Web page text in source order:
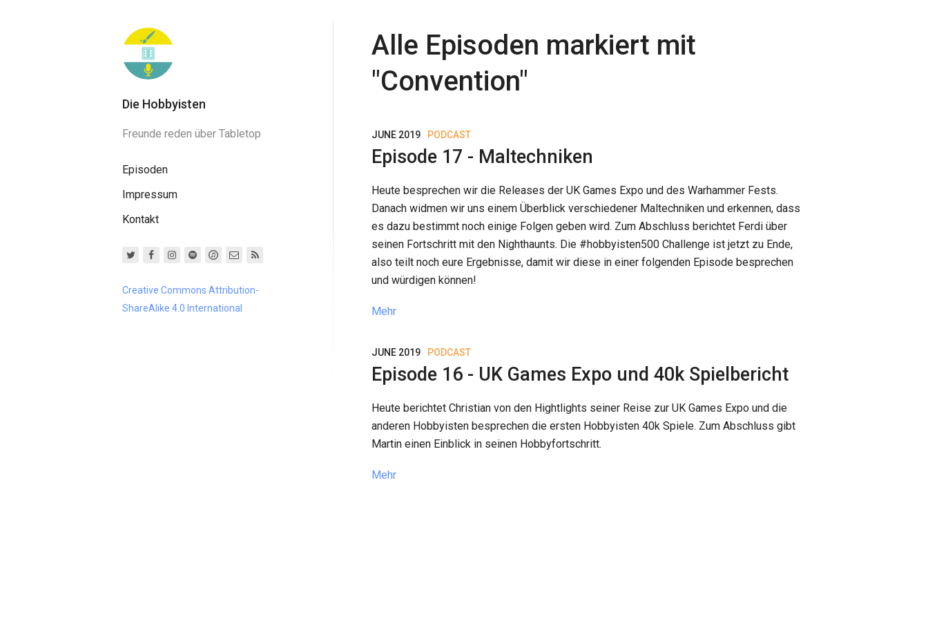
Die Hobbyisten
Freunde reden über Tabletop
Episoden
Impressum
Kontakt
Creative Commons Attribution-
ShareAlike 4.0 International
Alle Episoden markiert mit
"Convention"
JUNE 2019 PODCAST
Episode 17 - Maltechniken
Heute besprechen wir die Releases der UK Games Expo und des Warhammer Fests.
Danach widmen wir uns einem Überblick verschiedener Maltechniken und erkennen, dass
es dazu bestimmt noch einige Folgen geben wird. Zum Abschluss berichtet Ferdi über
seinen Fortschritt mit den Nighthaunts. Die #hobbyisten500 Challenge ist jetzt zu Ende,
also teilt noch eure Ergebnisse, damit wir diese in einer folgenden Episode besprechen
und würdigen können!
Mehr
JUNE 2019 PODCAST
Episode 16 - UK Games Expo und 40k Spielbericht
Heute berichtet Christian von den Hightlights seiner Reise zur UK Games Expo und die
anderen Hobbyisten besprechen die ersten Hobbyisten 40k Spiele. Zum Abschluss gibt
Martin einen Einblick in seinen Hobbyfortschritt.
Mehr